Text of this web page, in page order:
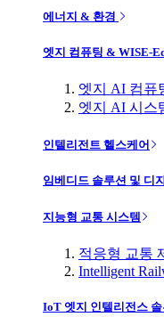
에너지 & 환경
엣지 컴퓨팅 & WISE-
엣지 AI 컴퓨
엣지 AI 시스
인텔리전트 헬스케어
임베디드 솔루션 및 디
지능형 교통 시스템
적응형 교통
Intelligent
IoT 엣지 인텔리전스